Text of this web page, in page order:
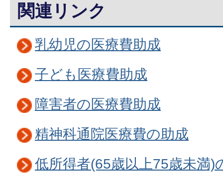
関連リンク
乳幼児の医療費助成
子ども医療費助成
障害者の医療費助成
精神科通院医療費の助成
低所得者(65歳以上75歳未満)